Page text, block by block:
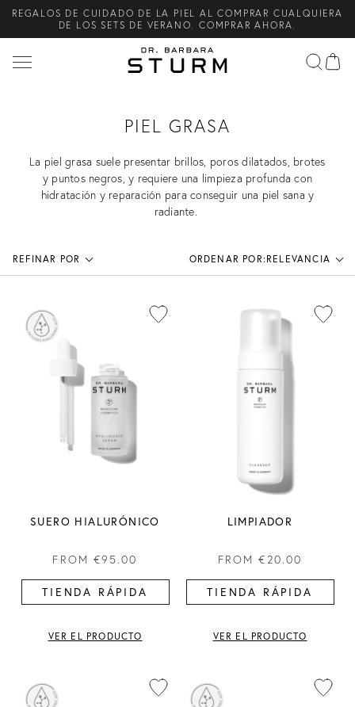
REGALOS DE CUIDADO DE LA PIEL AL COMPRAR CUALQUIERA
DE LOS SETS DE VERANO. COMPRAR AHORA.
¡NOVEDAD! UN SISTEMA DE CUIDADO DIARIO DE LA PIEL CON
PRODUCTOS ESENCIALES DE ALTO RENDIMIENTO PARA
HOMBRES. COMPRAR AHORA.
Buscar
en
PIEL GRASA
La piel grasa suele presentar brillos, poros dilatados, brotes
y puntos negros, y requiere una limpieza profunda con
hidratación y reparación para conseguir una piel sana y
radiante.
REFINAR POR ORDENAR POR: RELEVANCIA
SUERO HIALURÓNICO
FROM €95.00
TIENDA RÁPIDA
VER EL PRODUCTO
LIMPIADOR
FROM €20.00
TIENDA RÁPIDA
VER EL PRODUCTO